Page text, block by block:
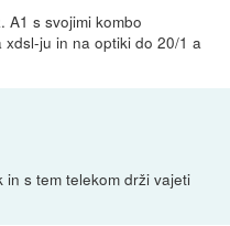
A1 s svojimi kombo
ju in na optiki do 20/1 a
s tem telekom drži vajeti